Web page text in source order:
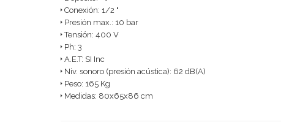
Conexión: 1/2 "
Presión max.: 10 bar
Tensión: 400 V
Ph: 3
A.E.T: SI Inc
Niv. sonoro (presión acústica): 62 dB(A)
Peso: 165 Kg
Medidas: 80x65x86 cm